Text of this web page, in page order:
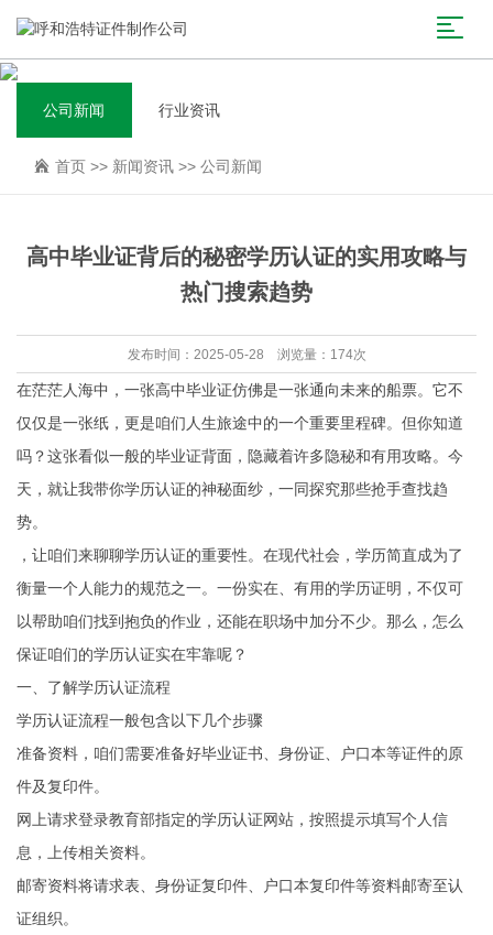
公司新闻 行业资讯
首页 >> 新闻资讯 >> 公司新闻
高中毕业证背后的秘密学历认证的实用攻略与
热门搜索趋势
发布时间：2025-05-28 浏览量：174次
在茫茫人海中，一张高中毕业证仿佛是一张通向未来的船票。它不
仅仅是一张纸，更是咱们人生旅途中的一个重要里程碑。但你知道
吗？这张看似一般的毕业证背面，隐藏着许多隐秘和有用攻略。今
天，就让我带你学历认证的神秘面纱，一同探究那些抢手查找趋
势。
，让咱们来聊聊学历认证的重要性。在现代社会，学历简直成为了
衡量一个人能力的规范之一。一份实在、有用的学历证明，不仅可
以帮助咱们找到抱负的作业，还能在职场中加分不少。那么，怎么
保证咱们的学历认证实在牢靠呢？
一、了解学历认证流程
学历认证流程一般包含以下几个步骤
准备资料，咱们需要准备好毕业证书、身份证、户口本等证件的原
件及复印件。
网上请求登录教育部指定的学历认证网站，按照提示填写个人信
息，上传相关资料。
邮寄资料将请求表、身份证复印件、户口本复印件等资料邮寄至认
证组织。